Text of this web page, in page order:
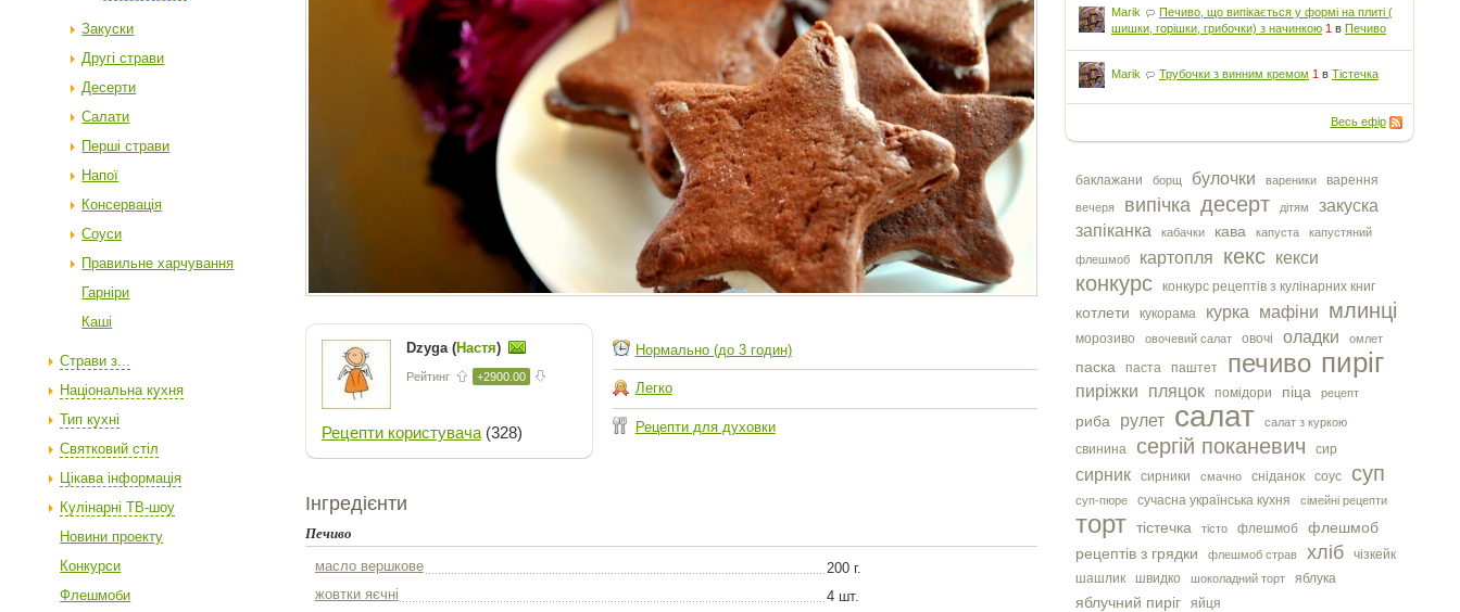
Закуски
Другі страви
Десерти
Салати
Перші страви
Напої
Консервація
Соуси
Правильне харчування
Гарніри
Каші
Страви з...
Національна кухня
Тип кухні
Святковий стіл
Цікава інформація
Кулінарні ТВ-шоу
Новини проекту
Конкурси
Флешмоби
Marik
Печиво, що випікається у формі на плиті (
шишки, горішки, грибочки) з начинкою 1 вПечиво
Marik Трубочки з винним кремом 1 вТістечка
Весь ефір
баклажани борщ булочки вареники варення
вечеря випічка десерт дітям
закуска
запіканка
кабачки кава капуста капустяний
флешмоб картопля кекс кекси
конкурс конкурс рецептів з кулінарних книг
котлети кукорама курка мафіни млинці
морозиво овочевий салат овочі оладки омлет
паска паста паштет печиво пиріг
пиріжки пляцок помідори піца рецепт
риба рулет салат салат з куркою
свинина сергiй поканевич сир
сирник сирники смачно сніданок соус суп
суп-пюре сучасна українська кухня сімейні рецепти
торт тістечка тісто флешмоб
флешмоб
рецептів з грядки
флешмоб страв хліб
чізкейк
шашлик
швидко шоколадний торт яблука
яблучний пиріг яйця
Dzyga (Настя)
Рейтинг +2900.00
Рецепти користувача(328)
Нормально (до 3 годин)
Легко
Рецепти для духовки
Інгредієнти
Печиво
масло вершкове
200 г.
жовтки яєчні
4 шт.